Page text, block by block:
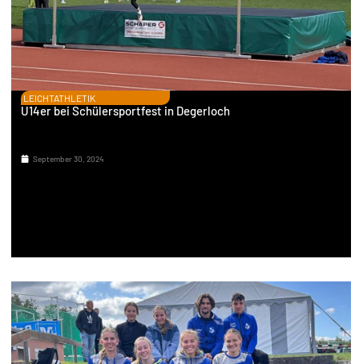
LEICHTATHLETIK
U14er bei Schülersportfest in Degerloch
September 30, 2024